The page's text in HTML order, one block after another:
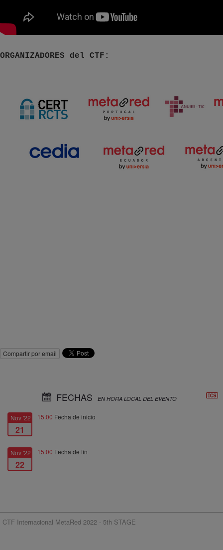
ORGANIZADORES del CTF:
Compartir por email
FECHAS EN HORA LOCAL DEL EVENTO
Nov '22
21
15:00 Fecha de inicio
Nov '22
22
15:00 Fecha de fin
CTF Internacional MetaRed 2022 - 5th STAGE